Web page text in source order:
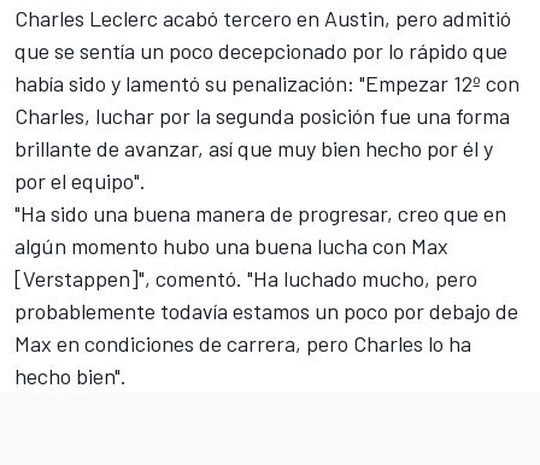
Charles Leclerc acabó tercero en Austin, pero admitió
que se sentía un poco decepcionado por lo rápido que
había sido y lamentó su penalización: "Empezar 12º con
Charles, luchar por la segunda posición fue una forma
brillante de avanzar, así que muy bien hecho por él y
por el equipo".
"Ha sido una buena manera de progresar, creo que en
algún momento hubo una buena lucha con Max
[Verstappen]", comentó. "Ha luchado mucho, pero
probablemente todavía estamos un poco por debajo de
Max en condiciones de carrera, pero Charles lo ha
hecho bien".